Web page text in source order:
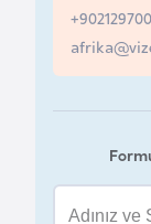
b
a
y
n